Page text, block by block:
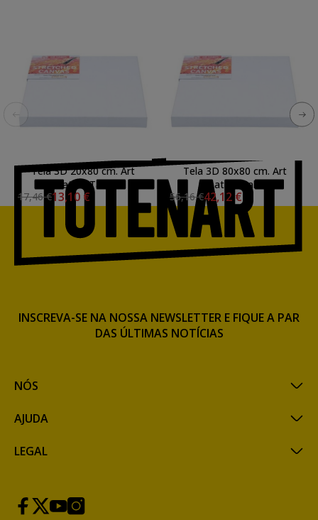
Tela 3D 20x80 cm. Art
Creation Talens
17,46 €13,10 €
Tela 3D 80x80 cm. Art
Creation Talens
56,16 €42,12 €
NÓS
AJUDA
LEGAL
INSCREVA-SE NA NOSSA NEWSLETTER E FIQUE A PAR
DAS ÚLTIMAS NOTÍCIAS